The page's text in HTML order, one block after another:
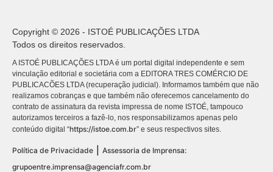
Copyright © 2026 - ISTOÉ PUBLICAÇÕES LTDA
Todos os direitos reservados.
A ISTOÉ PUBLICAÇÕES LTDA é um portal digital independente e sem
vinculação editorial e societária com a EDITORA TRES COMÉRCIO DE
PUBLICACÕES LTDA (recuperação judicial). Informamos também que não
realizamos cobranças e que também não oferecemos cancelamento do
contrato de assinatura da revista impressa de nome ISTOÉ, tampouco
autorizamos terceiros a fazê-lo, nos responsabilizamos apenas pelo
conteúdo digital “https://istoe.com.br” e seus respectivos sites.
Política de Privacidade
Assessoria de Imprensa:
grupoentre.imprensa@agenciafr.com.br